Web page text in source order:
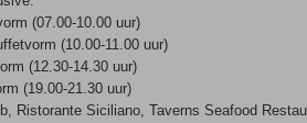
(07.00-10.00 uur)
(10.00-11.00 uur)
(12.30-14.30 uur)
(19.00-21.30 uur)
Ristorante Siciliano, Taverns Seafood